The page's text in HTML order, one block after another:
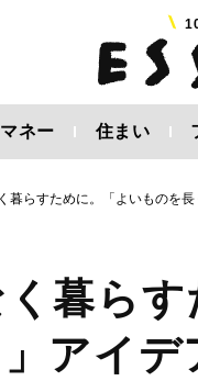
マネー 住まい
暮らすために。「よいものを
暮ら
アイデ